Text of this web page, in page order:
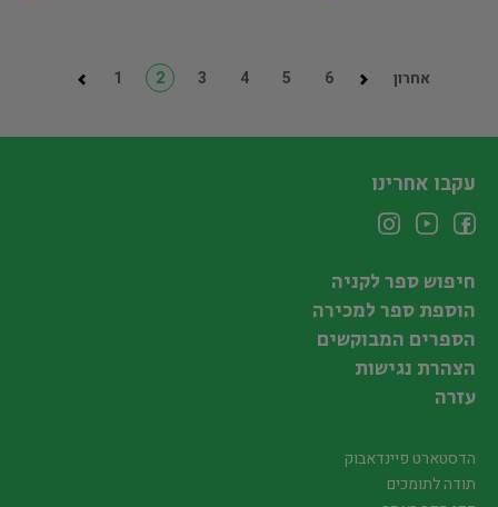
1 2 3 4 5 6 אחרון
עקבו אחרינו
חיפוש ספר לקניה
הוספת ספר למכירה
הספרים המבוקשים
הצהרת נגישות
עזרה
הדסטארט פיינדאבוק
תודה לתומכים